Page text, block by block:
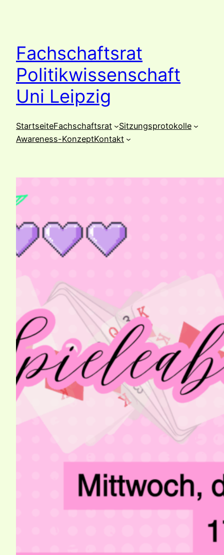
Fachschaftsrat
Politikwissenschaft
Uni Leipzig
StartseiteFachschaftsrat
Sitzungsprotokolle
Awareness-KonzeptKontakt